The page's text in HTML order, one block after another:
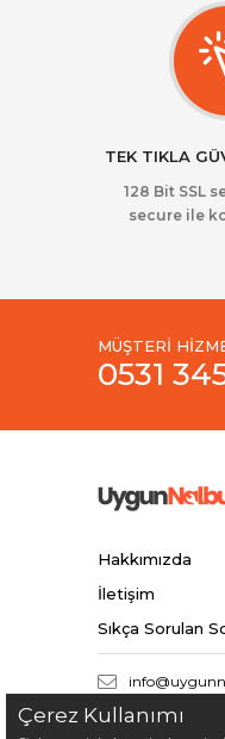
TEK TIKLA
128 Bit SSL
secure ile
MÜŞTERİ
0531
Hakkımızda
İletişim
Sıkça Sorulan
Çerez Kullanımı